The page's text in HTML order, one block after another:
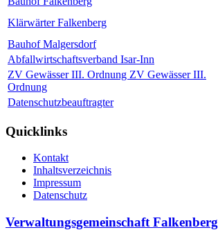
Klärwärter Falkenberg
Bauhof Malgersdorf
Abfallwirtschaftsverband Isar-Inn
ZV Gewässer III. Ordnung ZV Gewässer III.
Ordnung
Datenschutzbeauftragter
Quicklinks
Kontakt
Inhaltsverzeichnis
Impressum
Datenschutz
Verwaltungsgemeinschaft Falkenberg